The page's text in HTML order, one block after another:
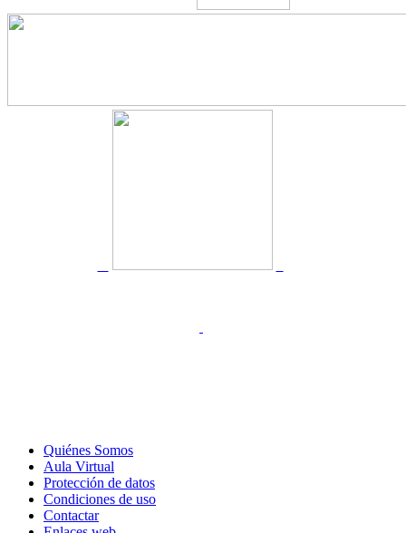
Quiénes Somos
Aula Virtual
Protección de datos
Condiciones de uso
Contactar